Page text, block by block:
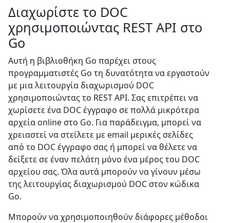
Διαχωρίστε το DOC
χρησιμοποιώντας REST API στο
Go
Αυτή η βιβλιοθήκη Go παρέχει στους
προγραμματιστές Go τη δυνατότητα να εργαστούν
με μια λειτουργία διαχωρισμού DOC
χρησιμοποιώντας το REST API. Σας επιτρέπει να
χωρίσετε ένα DOC έγγραφο σε πολλά μικρότερα
αρχεία online στο Go. Για παράδειγμα, μπορεί να
χρειαστεί να στείλετε με email μερικές σελίδες
από το DOC έγγραφο σας ή μπορεί να θέλετε να
δείξετε σε έναν πελάτη μόνο ένα μέρος του DOC
αρχείου σας. Όλα αυτά μπορούν να γίνουν μέσω
της λειτουργίας διαχωρισμού DOC στον κώδικα
Go.
Μπορούν να χρησιμοποιηθούν διάφορες μέθοδοι